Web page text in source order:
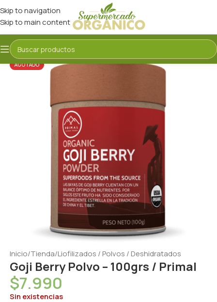
Skip to navigation
Skip to main content
AGOTADO
Inicio/Tienda/Liofilizados / Polvos / Deshidratados
Goji Berry Polvo – 100grs / Primal
$7.990
Sin existencias